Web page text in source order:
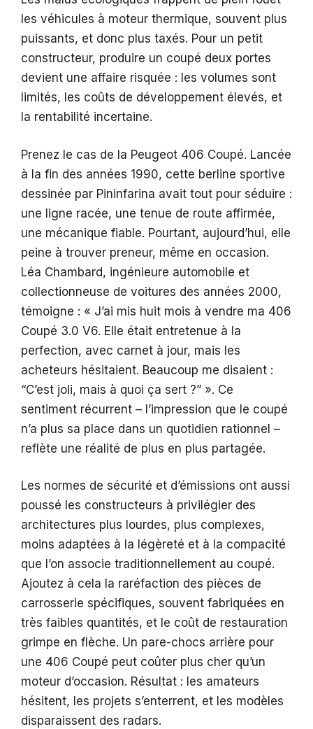
les véhicules à moteur thermique, souvent plus
puissants, et donc plus taxés. Pour un petit
constructeur, produire un coupé deux portes
devient une affaire risquée : les volumes sont
limités, les coûts de développement élevés, et
la rentabilité incertaine.
Prenez le cas de la Peugeot 406 Coupé. Lancée
à la fin des années 1990, cette berline sportive
dessinée par Pininfarina avait tout pour séduire :
une ligne racée, une tenue de route affirmée,
une mécanique fiable. Pourtant, aujourd’hui, elle
peine à trouver preneur, même en occasion.
Léa Chambard, ingénieure automobile et
collectionneuse de voitures des années 2000,
témoigne : « J’ai mis huit mois à vendre ma 406
Coupé 3.0 V6. Elle était entretenue à la
perfection, avec carnet à jour, mais les
acheteurs hésitaient. Beaucoup me disaient :
“C’est joli, mais à quoi ça sert ?” ». Ce
sentiment récurrent – l’impression que le coupé
n’a plus sa place dans un quotidien rationnel –
reflète une réalité de plus en plus partagée.
Les normes de sécurité et d’émissions ont aussi
poussé les constructeurs à privilégier des
architectures plus lourdes, plus complexes,
moins adaptées à la légèreté et à la compacité
que l’on associe traditionnellement au coupé.
Ajoutez à cela la raréfaction des pièces de
carrosserie spécifiques, souvent fabriquées en
très faibles quantités, et le coût de restauration
grimpe en flèche. Un pare-chocs arrière pour
une 406 Coupé peut coûter plus cher qu’un
moteur d’occasion. Résultat : les amateurs
hésitent, les projets s’enterrent, et les modèles
disparaissent des radars.